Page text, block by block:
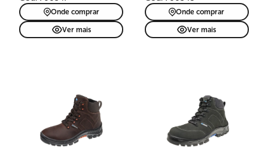
Onde comprar
Ver mais
Onde comprar
Ver mais